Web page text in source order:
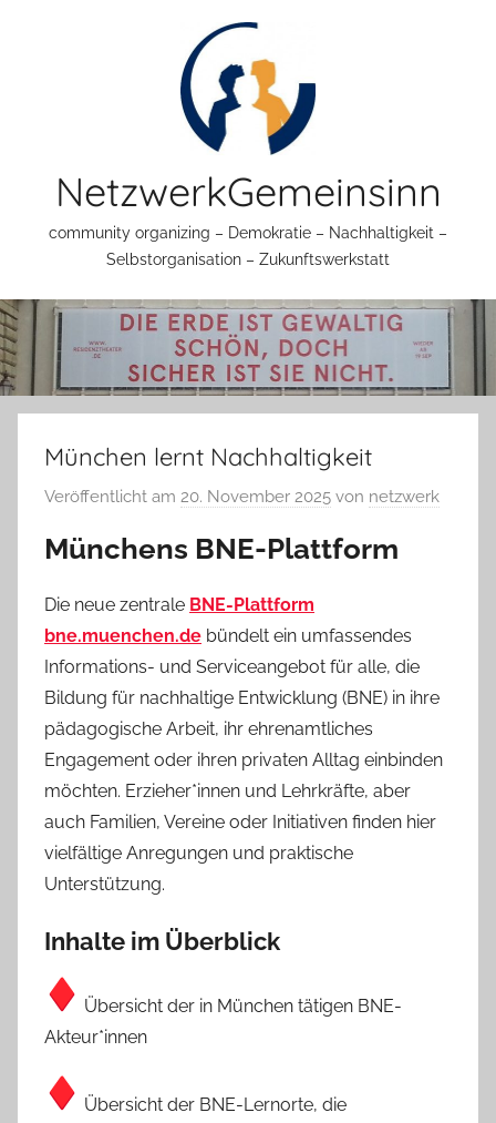
NetzwerkGemeinsinn
community organizing – Demokratie – Nachhaltigkeit –
Selbstorganisation – Zukunftswerkstatt
München lernt Nachhaltigkeit
Veröffentlicht am 20. November 2025 von netzwerk
Münchens BNE-Plattform
Die neue zentrale BNE-Plattform
bne.muenchen.de bündelt ein umfassendes
Informations- und Serviceangebot für alle, die
Bildung für nachhaltige Entwicklung (BNE) in ihre
pädagogische Arbeit, ihr ehrenamtliches
Engagement oder ihren privaten Alltag einbinden
möchten. Erzieher*innen und Lehrkräfte, aber
auch Familien, Vereine oder Initiativen finden hier
vielfältige Anregungen und praktische
Unterstützung.
Inhalte im Überblick
Übersicht der in München tätigen BNE-
Akteur*innen
Übersicht der BNE-Lernorte, die